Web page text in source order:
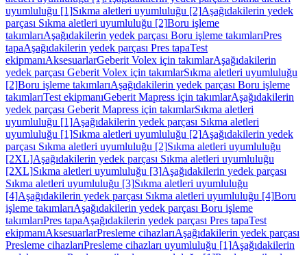
uyumluluğu [1]Sıkma aletleri uyumluluğu [2]Aşağıdakilerin yedek
parçası Sıkma aletleri uyumluluğu [2]Boru işleme
takımlarıAşağıdakilerin yedek parçası Boru işleme takımlarıPres
tapaAşağıdakilerin yedek parçası Pres tapaTest
ekipmanıAksesuarlarGeberit Volex için takımlarAşağıdakilerin
yedek parçası Geberit Volex için takımlarSıkma aletleri uyumluluğu
[2]Boru işleme takımlarıAşağıdakilerin yedek parçası Boru işleme
takımlarıTest ekipmanıGeberit Mapress için takımlarAşağıdakilerin
yedek parçası Geberit Mapress için takımlarSıkma aletleri
uyumluluğu [1]Aşağıdakilerin yedek parçası Sıkma aletleri
uyumluluğu [1]Sıkma aletleri uyumluluğu [2]Aşağıdakilerin yedek
parçası Sıkma aletleri uyumluluğu [2]Sıkma aletleri uyumluluğu
[2XL]Aşağıdakilerin yedek parçası Sıkma aletleri uyumluluğu
[2XL]Sıkma aletleri uyumluluğu [3]Aşağıdakilerin yedek parçası
Sıkma aletleri uyumluluğu [3]Sıkma aletleri uyumluluğu
[4]Aşağıdakilerin yedek parçası Sıkma aletleri uyumluluğu [4]Boru
işleme takımlarıAşağıdakilerin yedek parçası Boru işleme
takımlarıPres tapaAşağıdakilerin yedek parçası Pres tapaTest
ekipmanıAksesuarlarPresleme cihazlarıAşağıdakilerin yedek parçası
Presleme cihazlarıPresleme cihazları uyumluluğu [1]Aşağıdakilerin